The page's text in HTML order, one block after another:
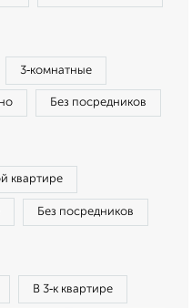
3‑комнатные
Без посредников
квартире
Без посредников
В 3‑к квартире